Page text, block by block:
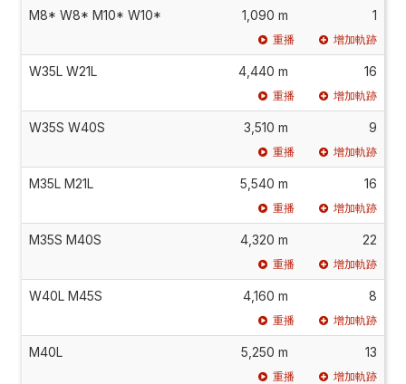
M8* W8* M10* W10* 1,090 m 1
重播 增加軌跡
W35L W21L 4,440 m 16
重播 增加軌跡
W35S W40S 3,510 m 9
重播 增加軌跡
M35L M21L 5,540 m 16
重播 增加軌跡
M35S M40S 4,320 m 22
重播 增加軌跡
W40L M45S 4,160 m 8
重播 增加軌跡
M40L 5,250 m 13
重播 增加軌跡